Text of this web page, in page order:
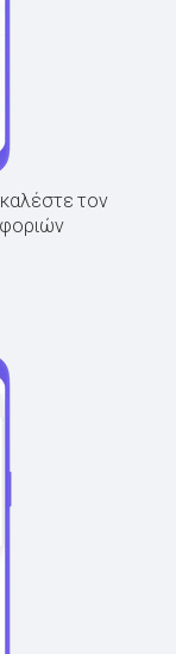
τον